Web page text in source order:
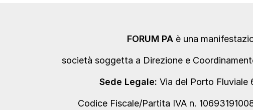
FORUM PAè una
società soggetta a Direzione e
Sede Legale: Via del Porto Fluviale
Codice Fiscale/Partita IVA n.